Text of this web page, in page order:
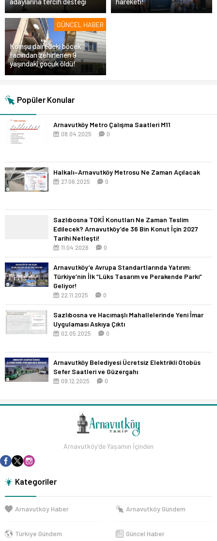
GÜNCEL HABER
Komşu dairedeki böcek
ilacından zehirlenen 9
yaşındaki çocuk öldü!
Popüler Konular
Arnavutköy Metro Çalışma Saatleri M11
08.04.2025 0
Halkalı–Arnavutköy Metrosu Ne Zaman Açılacak
27.06.2025 0
Sazlıbosna TOKİ Konutları Ne Zaman Teslim
Edilecek? Arnavutköy’de 36 Bin Konut İçin 2027
Tarihi Netleşti!
11.04.2026 0
Arnavutköy’e Avrupa Standartlarında Yatırım:
Türkiye’nin İlk “Lüks Tasarım ve Perakende Parkı”
Geliyor!
22.11.2025 0
Sazlıbosna ve Hacımaşlı Mahallelerinde Yeni İmar
Uygulaması Askıya Çıktı
02.05.2025 0
Arnavutköy Belediyesi Ücretsiz Elektrikli Otobüs
Sefer Saatleri ve Güzergahı
09.12.2025 0
Arnavutköy'de Yaşamın İçinden
Kategoriler
Arnavutköy Haber Arnavutköy Gündem
Türkiye Gündem Güncel Haber